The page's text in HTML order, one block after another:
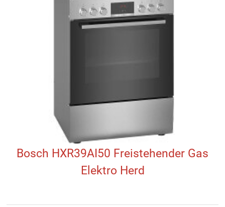
Bosch HXR39AI50 Freistehender Gas
Elektro Herd